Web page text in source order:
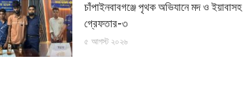
চাঁপাইনবাবগঞ্জে পৃথক অভিযানে মদ ও ইয়াবাসহ
গ্রেফতার-৩
৫ আগস্ট ২০২৬